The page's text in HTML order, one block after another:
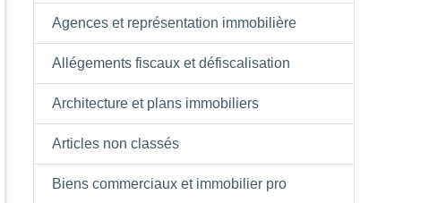
Agences et représentation immobilière
Allégements fiscaux et défiscalisation
Architecture et plans immobiliers
Articles non classés
Biens commerciaux et immobilier pro